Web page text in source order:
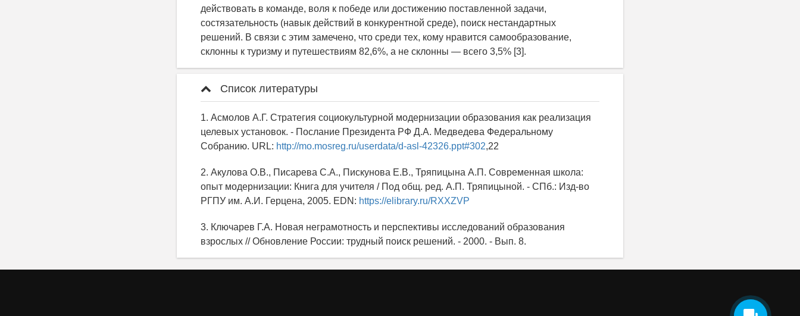
действовать в команде, воля к победе или достижению поставленной задачи,
состязательность (навык действий в конкурентной среде), поиск нестандартных
решений. В связи с этим замечено, что среди тех, кому нравится самообразование,
склонны к туризму и путешествиям 82,6%, а не склонны — всего 3,5% [3].
Список литературы
1. Асмолов А.Г. Стратегия социокультурной модернизации образования как реализация
целевых установок. - Послание Президента РФ Д.А. Медведева Федеральному
Собранию. URL: http://mo.mosreg.ru/userdata/d-asl-42326.ppt#302,22
2. Акулова О.В., Писарева С.А., Пискунова Е.В., Тряпицына А.П. Современная школа:
опыт модернизации: Книга для учителя / Под общ. ред. А.П. Тряпицыной. - СПб.: Изд-во
РГПУ им. А.И. Герцена, 2005. EDN: https://elibrary.ru/RXXZVP
3. Ключарев Г.А. Новая неграмотность и перспективы исследований образования
взрослых // Обновление России: трудный поиск решений. - 2000. - Вып. 8.